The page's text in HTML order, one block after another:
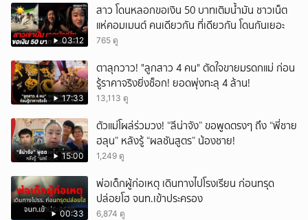
03:12
สาว โดนหลอกขอเงิน 50 บาทเติมน้ำมัน ชาวเน็ต
แห่คอมเมนต์ คนเดียวกัน ที่เดียวกัน โดนกันเยอะ
765 ดู
17:33
ตาลุกวาว! "ลูกสาว 4 คน" ตัดใจขายมรดกแม่ ก่อน
รู้ราคาจริงยิ่งช็อก! ยอดพุ่งทะลุ 4 ล้าน!
13,113 ดู
15:00
ตัวแม่โผล่ร่วมวง! “ลีน่าจัง” ขอพูดตรงๆ ถึง “พี่ชาย
ฮลุน” หลังรู้ “ผลชันสูตร” น้องชาย!
1,249 ดู
00:33
พ่อเด็กผู้ก่อเหตุ เดินทางไปโรงเรียน ก่อนทรุด
ปล่อยโฮ จนท.เข้าประครอง
6,874 ดู